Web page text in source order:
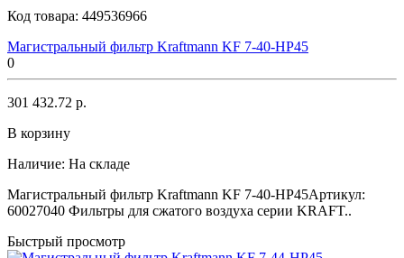
Код товара: 449536966
Магистральный фильтр Kraftmann KF 7-40-HP45
0
301 432.72 р.
В корзину
Наличие: На складе
Магистральный фильтр Kraftmann KF 7-40-HP45Артикул:
60027040 Фильтры для сжатого воздуха серии KRAFT..
Быстрый просмотр